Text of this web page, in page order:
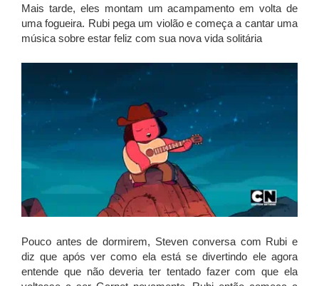
Mais tarde, eles montam um acampamento em volta de
uma fogueira. Rubi pega um violão e começa a cantar uma
música sobre estar feliz com sua nova vida solitária
Pouco antes de dormirem, Steven conversa com Rubi e
diz que após ver como ela está se divertindo ele agora
entende que não deveria ter tentado fazer com que ela